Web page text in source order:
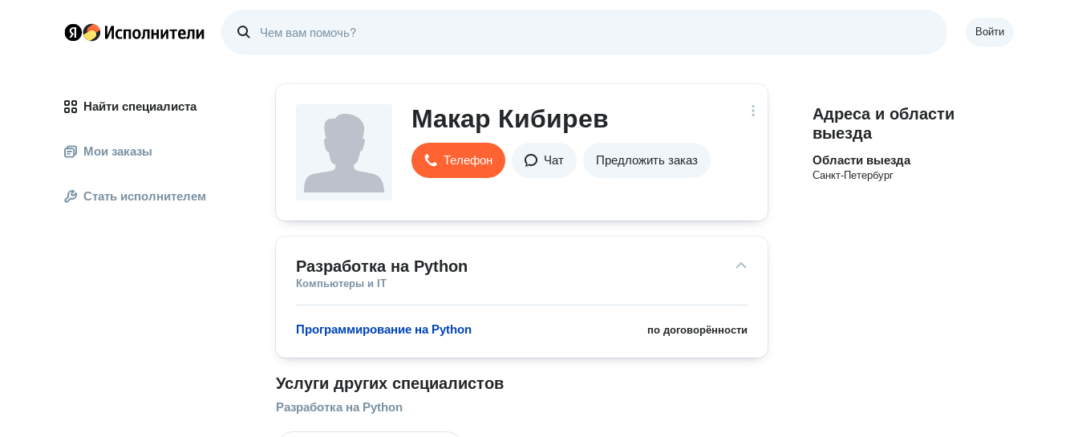
Войти
Найти специалиста
Мои заказы
Стать исполнителем
Макар Кибирев
Телефон Чат Предложить заказ
Разработка на Python
Компьютеры и IT
по договорённости
Программирование на Python
Услуги других специалистов
Разработка на Python
Адреса и области
выезда
Области выезда
Санкт-Петербург